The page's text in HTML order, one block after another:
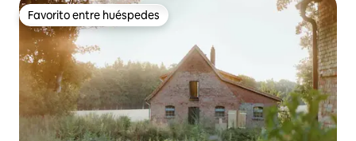
Favorito entre huéspedes
Favorito entre huéspedes